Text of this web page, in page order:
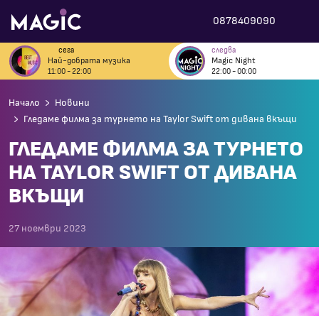
0878409090
сега
Най-добрата музика
11:00 - 22:00
следва
Magic Night
22:00 - 00:00
Начало
Новини
Гледаме филма за турнето на Taylor Swift от дивана вкъщи
ГЛЕДАМЕ ФИЛМА ЗА ТУРНЕТО
НА TAYLOR SWIFT ОТ ДИВАНА
ВКЪЩИ
27 ноември 2023